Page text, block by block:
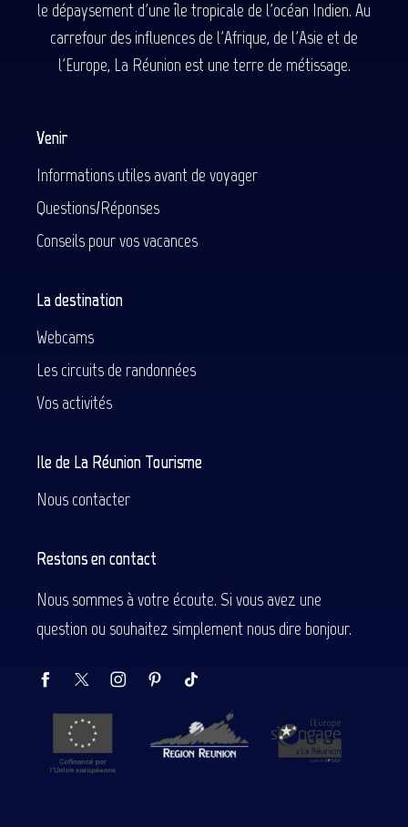
le dépaysement d'une île tropicale de l'océan Indien. Au
carrefour des influences de l'Afrique, de l'Asie et de
l'Europe, La Réunion est une terre de métissage.
Venir
Informations utiles avant de voyager
Questions/Réponses
Conseils pour vos vacances
La destination
Webcams
Les circuits de randonnées
Vos activités
Ile de La Réunion Tourisme
Nous contacter
Restons en contact
Nous sommes à votre écoute. Si vous avez une
question ou souhaitez simplement nous dire bonjour.